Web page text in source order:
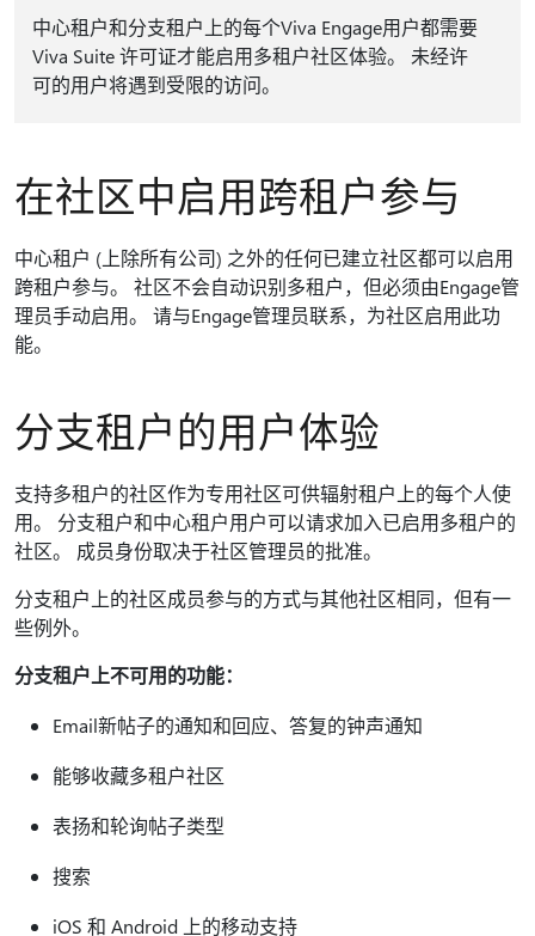
中心租户和分支租户上的每个Viva Engage用户都需要
Viva Suite 许可证才能启用多租户社区体验。 未经许
可的用户将遇到受限的访问。
在社区中启用跨租户参与
中心租户 (上除所有公司) 之外的任何已建立社区都可以启用
跨租户参与。 社区不会自动识别多租户，但必须由Engage管
理员手动启用。 请与Engage管理员联系，为社区启用此功
能。
分支租户的用户体验
支持多租户的社区作为专用社区可供辐射租户上的每个人使
用。 分支租户和中心租户用户可以请求加入已启用多租户的
社区。 成员身份取决于社区管理员的批准。
分支租户上的社区成员参与的方式与其他社区相同，但有一
些例外。
分支租户上不可用的功能：
Email新帖子的通知和回应、答复的钟声通知
能够收藏多租户社区
表扬和轮询帖子类型
搜索
iOS 和 Android 上的移动支持